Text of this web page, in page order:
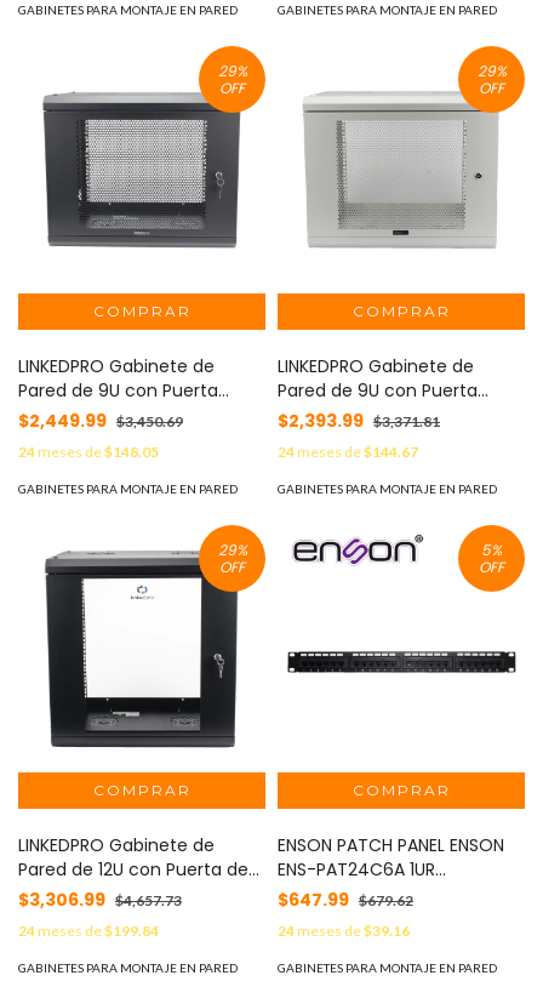
Negro. MOD: SR1909LH3G
GABINETES PARA MONTAJE EN PARED
MOD: SR1909LH3GW
GABINETES PARA MONTAJE EN PARED
29%
OFF
LINKEDPRO Gabinete de
Pared de 9U con Puerta
Perforada, 455 mm de
Profundidad, Rack de 19'',
Acero Reforzado Color
Negro. MOD: SR1909LH3P
$2,449.99 $3,450.69
24meses de$148.05
GABINETES PARA MONTAJE EN PARED
29%
OFF
LINKEDPRO Gabinete de
Pared de 9U con Puerta
Perforada 455 mm de
Profundidad, Rack de 19'',
Acero Reforzado Color Gris
Mate MOD: SR1909LH3PW
$2,393.99 $3,371.81
24meses de$144.67
GABINETES PARA MONTAJE EN PARED
29%
OFF
LINKEDPRO Gabinete de
Pared de 12U con Puerta de
Cristal Templado, 455 mm
de Profundidad, Rack de 19'',
Acero Reforzado Color
Negro. MOD: SR1912LH3G
$3,306.99 $4,657.73
24meses de$199.84
GABINETES PARA MONTAJE EN PARED
5%
OFF
ENSON PATCH PANEL ENSON
ENS-PAT24C6A 1UR
PRECARGADO CAT6A 24
PUERTOS MONTAJE EN RACK
ESTANDAR 19 PULGADAS MOD:
ENS-PAT24C6A
$647.99 $679.62
24meses de$39.16
GABINETES PARA MONTAJE EN PARED